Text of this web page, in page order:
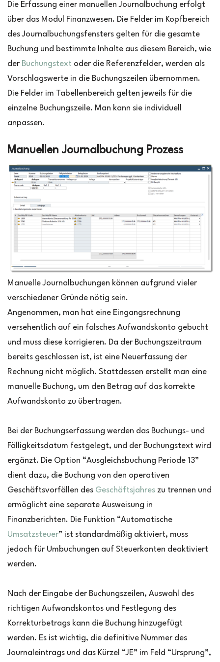
Die Erfassung einer manuellen Journalbuchung erfolgt
über das Modul Finanzwesen. Die Felder im Kopfbereich
des Journalbuchungsfensters gelten für die gesamte
Buchung und bestimmte Inhalte aus diesem Bereich, wie
der Buchungstext oder die Referenzfelder, werden als
Vorschlagswerte in die Buchungszeilen übernommen.
Die Felder im Tabellenbereich gelten jeweils für die
einzelne Buchungszeile. Man kann sie individuell
anpassen.
Manuellen Journalbuchung Prozess
Manuelle Journalbuchungen können aufgrund vieler
verschiedener Gründe nötig sein.
Angenommen, man hat eine Eingangsrechnung
versehentlich auf ein falsches Aufwandskonto gebucht
und muss diese korrigieren. Da der Buchungszeitraum
bereits geschlossen ist, ist eine Neuerfassung der
Rechnung nicht möglich. Stattdessen erstellt man eine
manuelle Buchung, um den Betrag auf das korrekte
Aufwandskonto zu übertragen.
Bei der Buchungserfassung werden das Buchungs- und
Fälligkeitsdatum festgelegt, und der Buchungstext wird
ergänzt. Die Option “Ausgleichsbuchung Periode 13”
dient dazu, die Buchung von den operativen
Geschäftsvorfällen des Geschäftsjahres zu trennen und
ermöglicht eine separate Ausweisung in
Finanzberichten. Die Funktion “Automatische
Umsatzsteuer” ist standardmäßig aktiviert, muss
jedoch für Umbuchungen auf Steuerkonten deaktiviert
werden.
Nach der Eingabe der Buchungszeilen, Auswahl des
richtigen Aufwandskontos und Festlegung des
Korrekturbetrags kann die Buchung hinzugefügt
werden. Es ist wichtig, die definitive Nummer des
Journaleintrags und das Kürzel “JE” im Feld “Ursprung”,